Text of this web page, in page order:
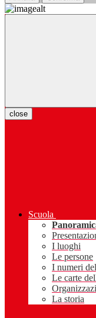
close
Scuola
I luoghi
Le persone
I numeri
Le carte
La storia